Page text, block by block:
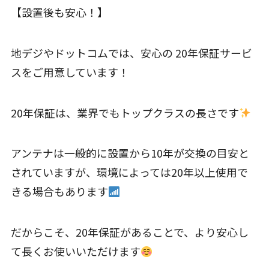
【設置後も安心！】
地デジやドットコムでは、安心の 20年保証サービ
スをご用意しています！
20年保証は、業界でもトップクラスの長さです
アンテナは一般的に設置から10年が交換の目安と
されていますが、環境によっては20年以上使用で
きる場合もあります
だからこそ、20年保証があることで、より安心し
て長くお使いいただけます